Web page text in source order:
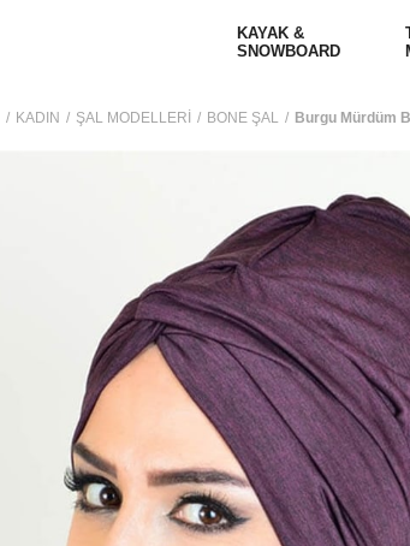
KAYAK &
SNOWBOARD
KADIN ŞAL MODELLERİ BONE ŞAL Burgu Mürdüm